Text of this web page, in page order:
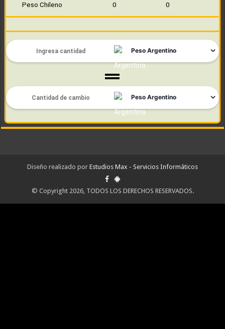
Peso Chileno 0 0
Diseño realizado por Estudios Max - Servicios Informáticos
© Copyright 2026, TODOS LOS DERECHOS RESERVADOS.